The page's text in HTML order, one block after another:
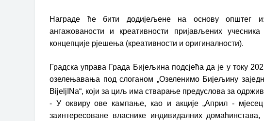
​Награде ће бити додијељене на основу општег
ангажованости и креативности пријављених
концепције рјешења (креативности и оригиналности).
Градска управа Града Бијељина подсјећа да је у току
озелењавања под слоганом „Озеленимо Бијељину
BijeljINa“, који за циљ има стварање предуслова за
- У оквиру ове кампање, као и акције „Април -
заинтересоване власнике индивидалних